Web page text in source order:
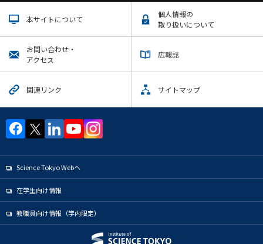
本サイトについて
個人情報の
取り扱いについて
お問い合わせ・
アクセス
広報誌
関連リンク サイトマップ
Science Tokyo Webヘ
在学生向け情報
教職員向け情報（学内限定）